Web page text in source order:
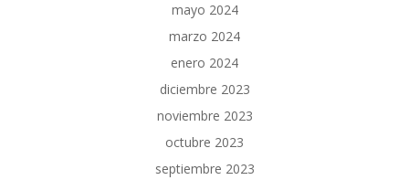
mayo 2024
marzo 2024
enero 2024
diciembre 2023
noviembre 2023
octubre 2023
septiembre 2023